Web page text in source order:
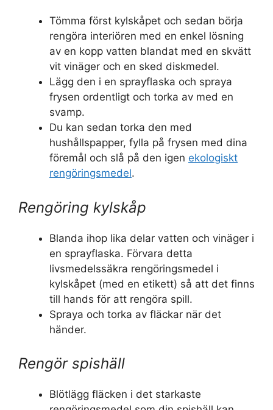
Tömma först kylskåpet och sedan börja
rengöra interiören med en enkel lösning
av en kopp vatten blandat med en skvätt
vit vinäger och en sked diskmedel.
Lägg den i en sprayflaska och spraya
frysen ordentligt och torka av med en
svamp.
Du kan sedan torka den med
hushållspapper, fylla på frysen med dina
föremål och slå på den igen ekologiskt
rengöringsmedel.
Rengöring kylskåp
Blanda ihop lika delar vatten och vinäger i
en sprayflaska. Förvara detta
livsmedelssäkra rengöringsmedel i
kylskåpet (med en etikett) så att det finns
till hands för att rengöra spill.
Spraya och torka av fläckar när det
händer.
Rengör spishäll
Blötlägg fläcken i det starkaste